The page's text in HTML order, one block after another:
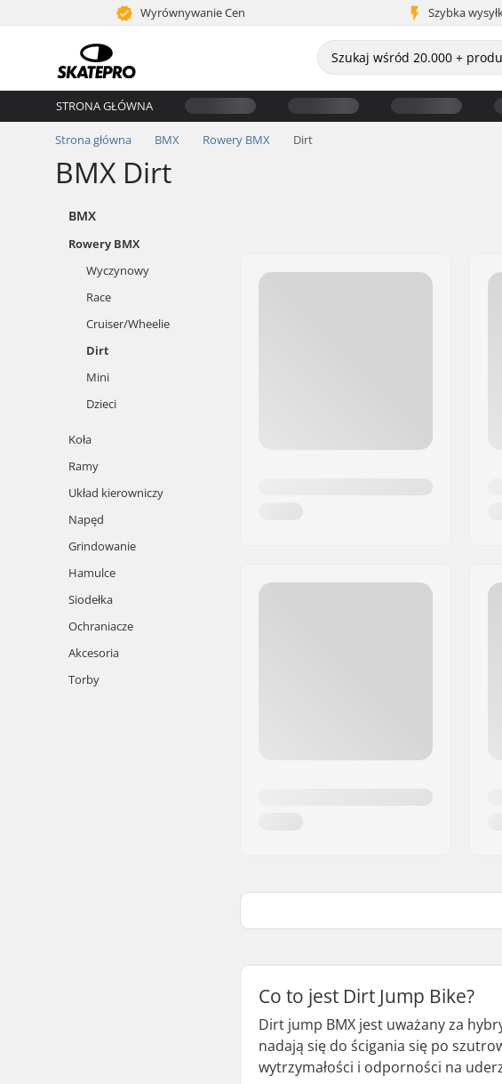
Wyrównywanie Cen Szybka
STRONA GŁÓWNA
Strona główna BMX Rowery BMX Dirt
BMX Dirt
BMX
Rowery BMX
Wyczynowy
Race
Cruiser/Wheelie
Dirt
Mini
Dzieci
Koła
Ramy
Układ kierowniczy
Napęd
Grindowanie
Hamulce
Siodełka
Ochraniacze
Akcesoria
Torby
Co to jest Dirt Jump Bike?
Dirt jump BMX jest uważany za
nadają się do ścigania się po
wytrzymałości i odporności na